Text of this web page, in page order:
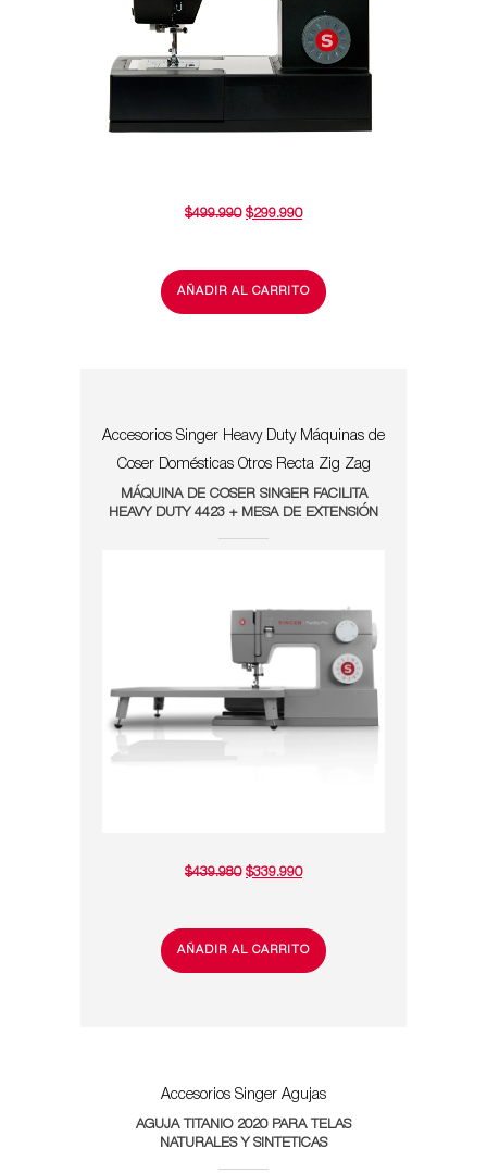
$499.990 EL
$499.990.
$299.990EL
$299.990.
AÑADIR AL CARRITO
Accesorios Singer Heavy Duty Máquinas de
Coser Domésticas Otros Recta Zig Zag
MÁQUINA DE COSER SINGER FACILITA
HEAVY DUTY 4423 + MESA DE EXTENSIÓN
$439.980 EL
$439.980.
$339.990EL
$339.990.
AÑADIR AL CARRITO
Accesorios Singer Agujas
AGUJA TITANIO 2020 PARA TELAS
NATURALES Y SINTETICAS